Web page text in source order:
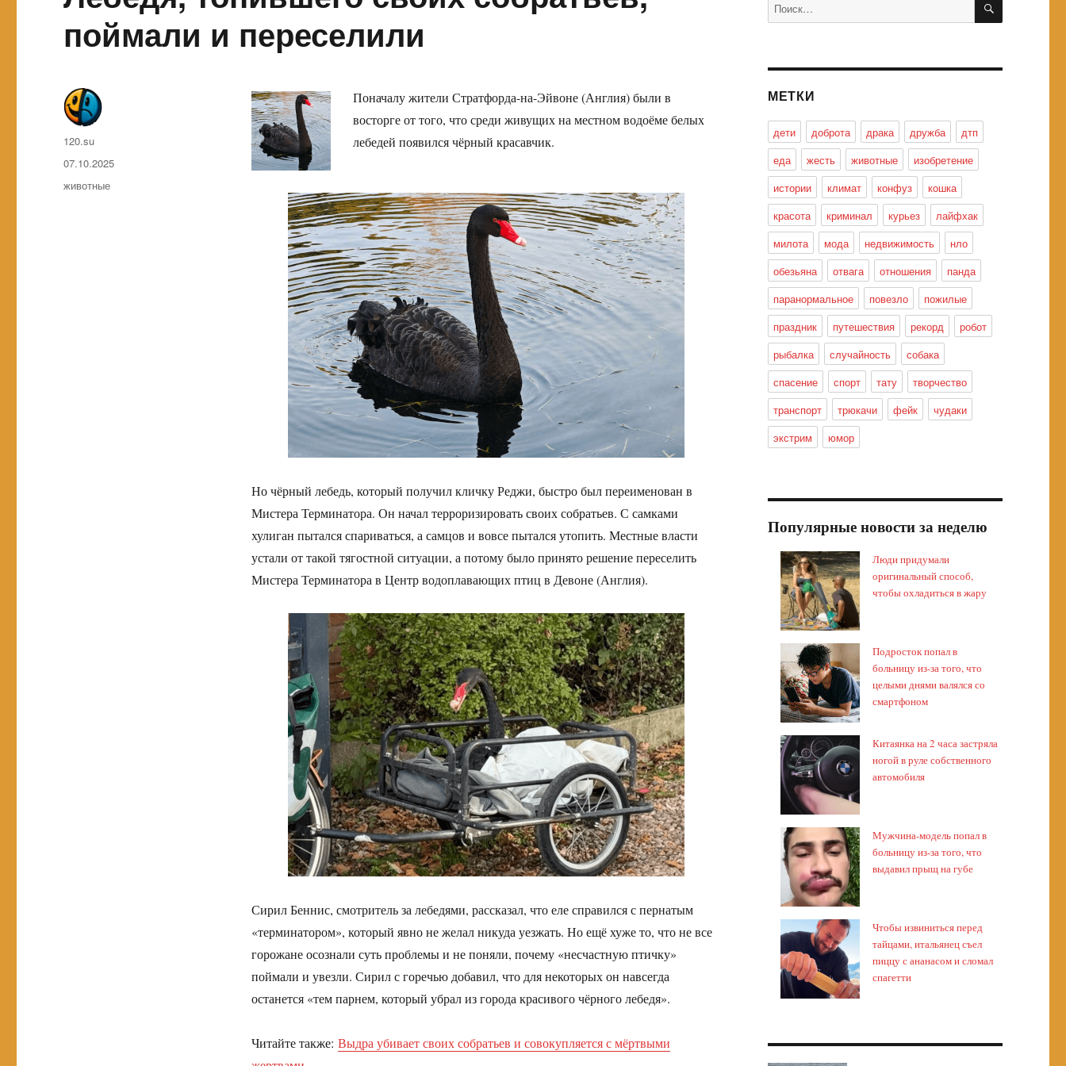
поймали и переселили
Поначалу жители Стратфорда-на-Эйвоне (Англия) были в
восторге от того, что среди живущих на местном водоёме белых
лебедей появился чёрный красавчик.
Но чёрный лебедь, который получил кличку Реджи, быстро был переименован в
Мистера Терминатора. Он начал терроризировать своих собратьев. С самками
хулиган пытался спариваться, а самцов и вовсе пытался утопить. Местные власти
устали от такой тягостной ситуации, а потому было принято решение переселить
Мистера Терминатора в Центр водоплавающих птиц в Девоне (Англия).
Сирил Беннис, смотритель за лебедями, рассказал, что еле справился с пернатым
«терминатором», который явно не желал никуда уезжать. Но ещё хуже то, что не все
горожане осознали суть проблемы и не поняли, почему «несчастную птичку»
поймали и увезли. Сирил с горечью добавил, что для некоторых он навсегда
останется «тем парнем, который убрал из города красивого чёрного лебедя».
Читайте также: Выдра убивает своих собратьев и совокупляется с мёртвыми
Автор
120.su
Опубликовано
07.10.2025
Метки
животные
МЕТКИ
дети доброта драка дружба
дтп
еда
жесть животные
изобретение
истории
климат конфуз
кошка
красота
криминал курьез
лайфхак
милота
мода недвижимость
нло
обезьяна
отвага отношения
панда
паранормальное
повезло
пожилые
праздник
путешествия рекорд
робот
рыбалка
случайность
собака
спасение
спорт тату
творчество
транспорт
трюкачи фейк
чудаки
экстрим
юмор
Популярные новости за неделю
Люди придумали
оригинальный способ,
чтобы охладиться в жару
Подросток попал в
больницу из-за того, что
целыми днями валялся со
смартфоном
Китаянка на 2 часа застряла
ногой в руле собственного
автомобиля
Мужчина-модель попал в
больницу из-за того, что
выдавил прыщ на губе
Чтобы извиниться перед
тайцами, итальянец съел
пиццу с ананасом и сломал
спагетти